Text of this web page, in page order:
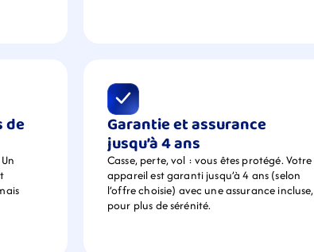
de Garantie et assurance
jusqu’à 4 ans
Casse, perte, vol : vous êtes protégé. Votre
appareil est garanti jusqu’à 4 ans (selon
l’offre choisie) avec une assurance incluse,
pour plus de sérénité.